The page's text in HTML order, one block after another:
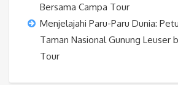
Bersama Campa Tour
Menjelajahi Paru-Paru Dunia:
Taman Nasional Gunung Leuser
Tour